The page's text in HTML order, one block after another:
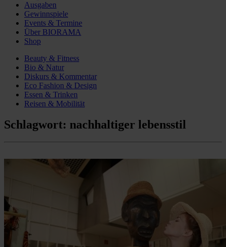
Ausgaben
Gewinnspiele
Events & Termine
Über BIORAMA
Shop
Beauty & Fitness
Bio & Natur
Diskurs & Kommentar
Eco Fashion & Design
Essen & Trinken
Reisen & Mobilität
Schlagwort: nachhaltiger lebensstil